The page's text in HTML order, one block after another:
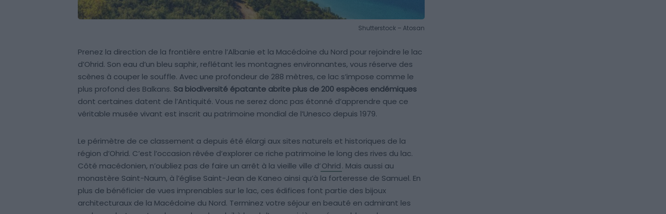
Shutterstock – Atosan
Prenez la direction de la frontière entre l’Albanie et la Macédoine du Nord pour rejoindre le lac
d’Ohrid. Son eau d’un bleu saphir, reflétant les montagnes environnantes, vous réserve des
scènes à couper le souffle. Avec une profondeur de 288 mètres, ce lac s’impose comme le
plus profond des Balkans. Sa biodiversité épatante abrite plus de 200 espèces endémiques
dont certaines datent de l’Antiquité. Vous ne serez donc pas étonné d’apprendre que ce
véritable musée vivant est inscrit au patrimoine mondial de l’Unesco depuis 1979.
Le périmètre de ce classement a depuis été élargi aux sites naturels et historiques de la
région d’Ohrid. C’est l’occasion rêvée d’explorer ce riche patrimoine le long des rives du lac.
Côté macédonien, n’oubliez pas de faire un arrêt à la vieille ville d’Ohrid. Mais aussi au
monastère Saint-Naum, à l’église Saint-Jean de Kaneo ainsi qu’à la forteresse de Samuel. En
plus de bénéficier de vues imprenables sur le lac, ces édifices font partie des bijoux
architecturaux de la Macédoine du Nord. Terminez votre séjour en beauté en admirant les